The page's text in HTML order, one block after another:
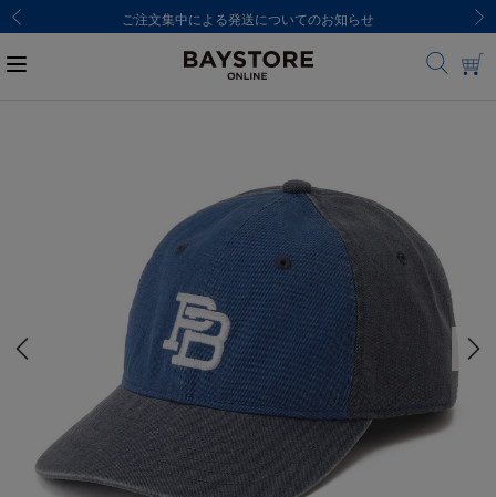
8,000円(税込)以上のご購入で送料無料